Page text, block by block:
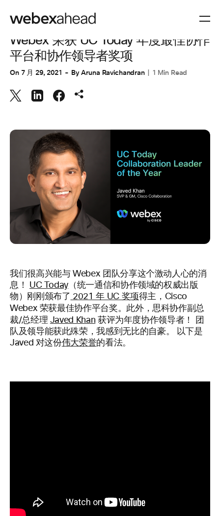
协作
Webex 荣获 UC Today 年度最佳协作
平台和协作领导者奖项
On 7 月 29, 2021 ByAruna Ravichandran 1 Min Read
我们很高兴能与 Webex 团队分享这个激动人心的消
息！ UC Today （统一通信和协作领域的权威出版
物）刚刚颁布了 2021 年 UC 奖项得主，Cisco
Webex 荣获最佳协作平台奖。此外，思科协作副总
裁/总经理 Javed Khan 获评为年度协作领导者！ 团
队及领导能获此殊荣，我感到无比的自豪。 以下是
Javed 对这份伟大荣誉的看法。